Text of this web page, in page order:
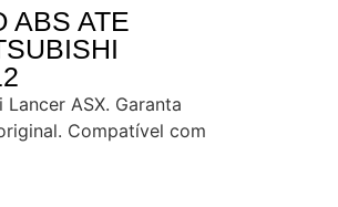
ABS ATE
ASX. Garanta
Compatível com